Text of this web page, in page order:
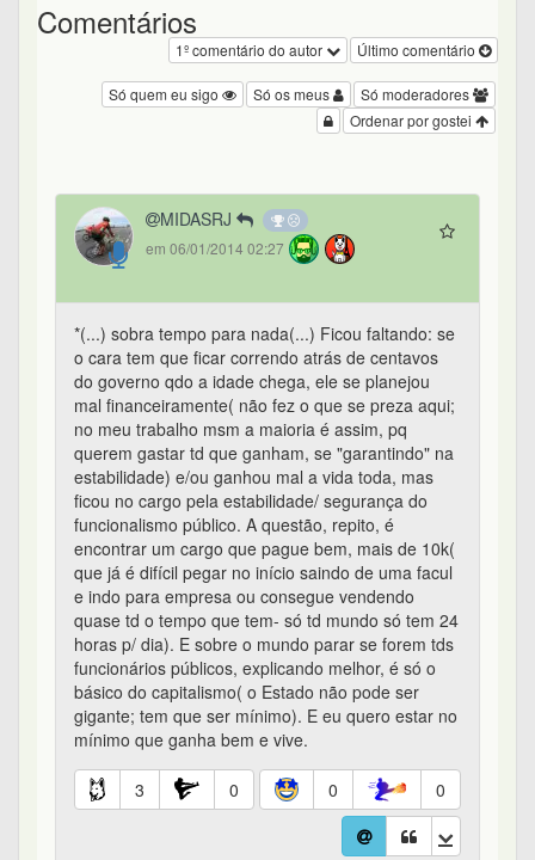
Comentários
Último comentário
1º comentário do autor
Só moderadores
Só os meus
Só quem eu sigo
Ordenar por gostei
MIDASRJ
em 06/01/2014 02:27
*(...) sobra tempo para nada(...) Ficou faltando: se
o cara tem que ficar correndo atrás de centavos
do governo qdo a idade chega, ele se planejou
mal financeiramente( não fez o que se preza aqui;
no meu trabalho msm a maioria é assim, pq
querem gastar td que ganham, se "garantindo" na
estabilidade) e/ou ganhou mal a vida toda, mas
ficou no cargo pela estabilidade/ segurança do
funcionalismo público. A questão, repito, é
encontrar um cargo que pague bem, mais de 10k(
que já é difícil pegar no início saindo de uma facul
e indo para empresa ou consegue vendendo
quase td o tempo que tem- só td mundo só tem 24
horas p/ dia). E sobre o mundo parar se forem tds
funcionários públicos, explicando melhor, é só o
básico do capitalismo( o Estado não pode ser
gigante; tem que ser mínimo). E eu quero estar no
mínimo que ganha bem e vive.
3 0 0 0